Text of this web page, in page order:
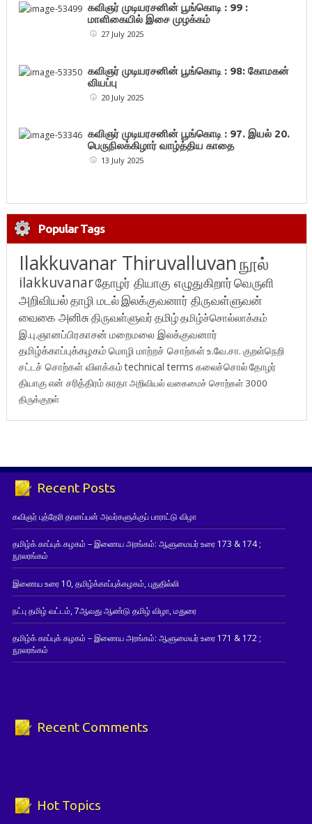
கவிஞர் முடியரசனின் பூங்கொடி : 99 :
மாளிகையில் இசை முழக்கம்
27 July 2025
கவிஞர் முடியரசனின் பூங்கொடி : 98: கோமகன்
வியப்பு
20 July 2025
கவிஞர் முடியரசனின் பூங்கொடி : 97. இயல் 20.
பெருநிலக்கிழார் வாழ்த்திய காதை
13 July 2025
Popular Tags
Ilakkuvanar Thiruvalluvanநூல்
ilakkuvanarதோழர் தியாகு எழுதுகிறார்வெருளி
அறிவியல்தாழி மடல்இலக்குவனார் திருவள்ளுவன்
வைகை அனிசுதிருவள்ளுவர்தமிழ்தமிழ்ச்சொல்லாக்கம்
இ.பு.ஞானப்பிரகாசன் மறைமலை இலக்குவனார்
தமிழ்க்காப்புக்கழகம் மொழி மாற்றச் சொற்கள்உ.வே.சா. குறள்நெறி
சட்டச் சொற்கள் விளக்கம்technical terms கலைச்சொல்தோழர்
தியாகுஎன் சரித்திரம்சுரதாஅறிவியல் வகைமைச் சொற்கள் 3000
திருக்குறள்
Recent Posts
கவிஞர் புத்தேரி தானப்பன் அவர்களுக்குப் பாராட்டு விழா
தமிழ்க் காப்புக் கழகம் – இணைய அரங்கம்: ஆளுமையர் உரை 173 & 174 ;
நூலரங்கம்
இணைய உரை 10, தமிழ்க்காப்புக்கழகம், புதுதில்லி
நட்பு தமிழ் வட்டம், 7ஆவது ஆண்டு தமிழ் விழா, மதுரை
தமிழ்க் காப்புக் கழகம் – இணைய அரங்கம்: ஆளுமையர் உரை 171 & 172 ;
நூலரங்கம்
Recent Comments
Hot Topics